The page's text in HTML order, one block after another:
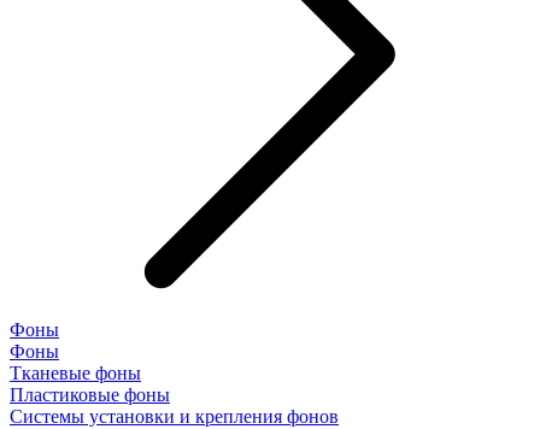
Фоны
Фоны
Тканевые фоны
Пластиковые фоны
Системы установки и крепления фонов